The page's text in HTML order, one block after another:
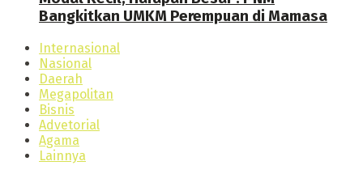
Bangkitkan UMKM Perempuan di Mamasa
Internasional
Nasional
Daerah
Megapolitan
Bisnis
Advetorial
Agama
Lainnya